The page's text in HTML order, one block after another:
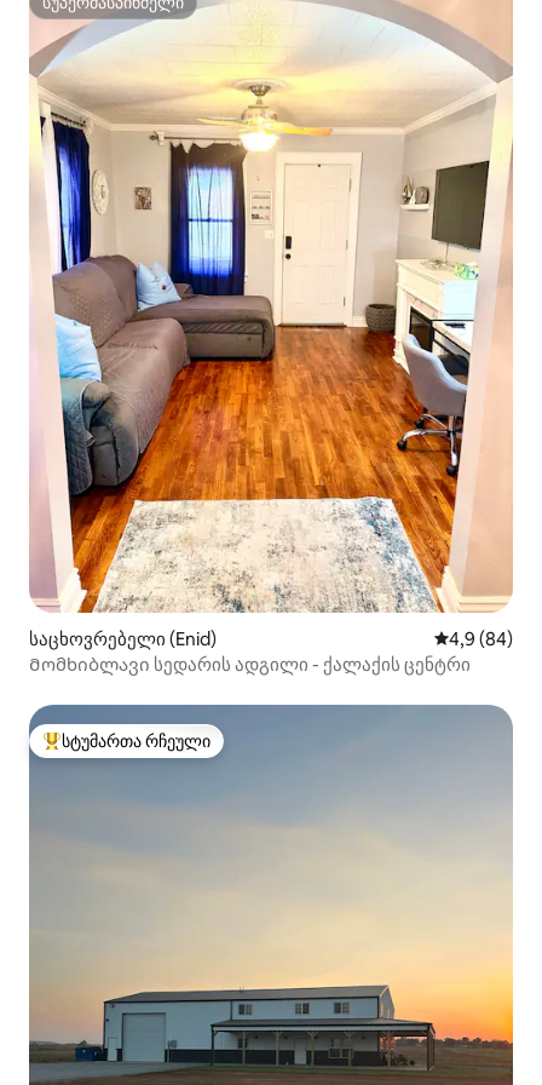
სუპერმასპინძელი
საცხოვრებელი (Enid) საშუალო
4,9 (84)
Მომხიბლავი სედარის ადგილი - ქალაქის ცენტრი
სტუმართა რჩეული მოწინავე ვარიანტი
სტუმართა რჩეული